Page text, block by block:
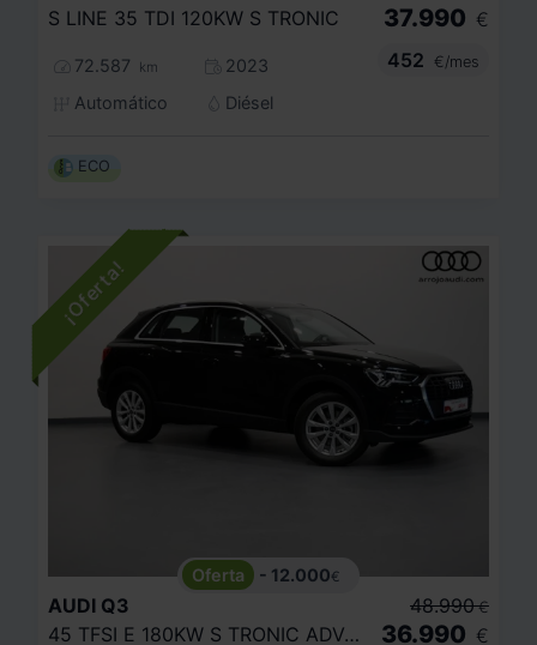
S LINE 35 TDI 120KW S TRONIC
72.587 km
2023
Automático
Diésel
37.990 €
452
€/mes
ECO
- 12.000€
AUDI Q3
45 TFSI E 180KW S TRONIC ADVANCED
48.990 €
36.990 €